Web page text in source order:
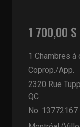
1 700,00
1 Chambres à
Coprop./App.
2320 Rue
QC
No. 13772167